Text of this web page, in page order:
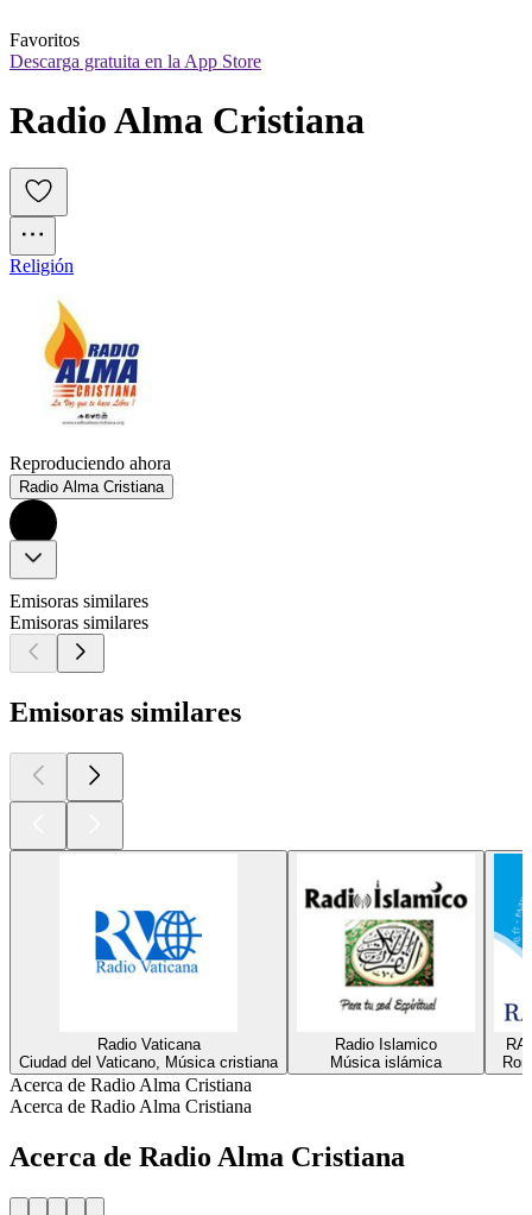
Favoritos
Descarga gratuita en la App Store
Radio Alma Cristiana
Religión
Reproduciendo ahora
Radio Alma Cristiana
Emisoras similares
Emisoras similares
Emisoras similares
Radio Vaticana
Ciudad del Vaticano, Música cristiana
Radio Islamico
Música islámica
Acerca de Radio Alma Cristiana
Acerca de Radio Alma Cristiana
Acerca de Radio Alma Cristiana